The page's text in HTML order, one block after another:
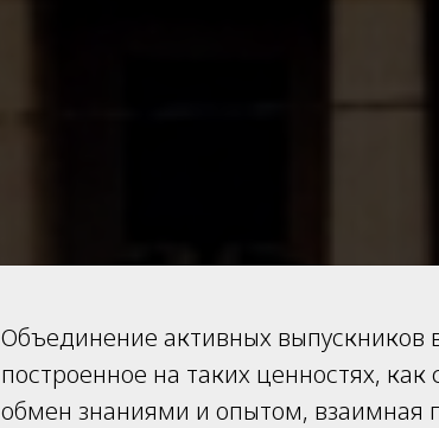
Объединение активных выпускников
построенное на таких ценностях,
обмен знаниями и опытом, взаимная